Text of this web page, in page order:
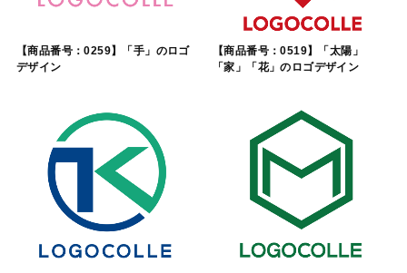
【商品番号：0259】「手」のロゴ
デザイン
【商品番号：0519】「太陽」
「家」「花」のロゴデザイン